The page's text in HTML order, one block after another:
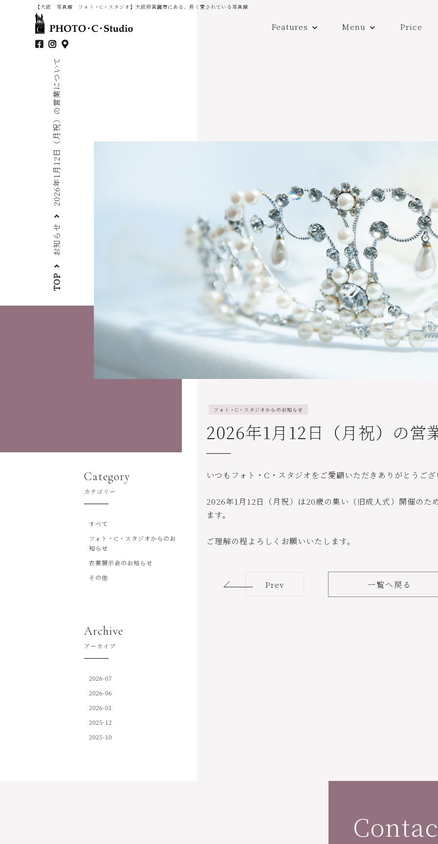
【大阪 写真館 フォト・C・スタジオ】大阪府箕面市にある、長く愛されている写真館
Features Menu Price
TOP
お知らせ
2026年1月12日（月祝）の営業について
フォト・C・スタジオからのお知らせ
2026年1月12日（月祝）の営
いつもフォト・C・スタジオをご愛顧いただきありがとうご
2026年1月12日（月祝）は20歳の集い（旧成人式）開催のた
ます。
ご理解の程よろしくお願いいたします。
Prev 一覧へ戻る
Category
カテゴリー
すべて
フォト・C・スタジオからのお
知らせ
衣裳展示会のお知らせ
その他
Archive
アーカイブ
2026-07
2026-06
2026-01
2025-12
2025-10